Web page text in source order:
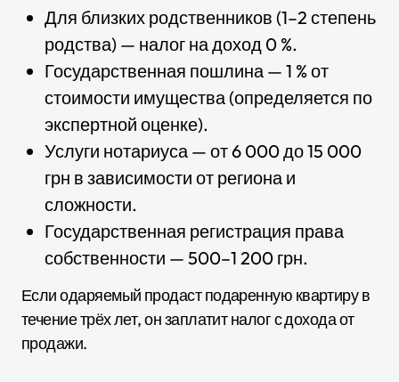
Для близких родственников (1–2 степень
родства) — налог на доход 0 %.
Государственная пошлина — 1 % от
стоимости имущества (определяется по
экспертной оценке).
Услуги нотариуса — от 6 000 до 15 000
грн в зависимости от региона и
сложности.
Государственная регистрация права
собственности — 500–1 200 грн.
Если одаряемый продаст подаренную квартиру в
течение трёх лет, он заплатит налог с дохода от
продажи.